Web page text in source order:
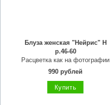
Блуза женская "Нейрис" Н
р.46-60
Расцветка как на фотографии
990 рублей
Купить